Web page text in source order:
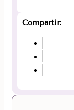
Compartir: